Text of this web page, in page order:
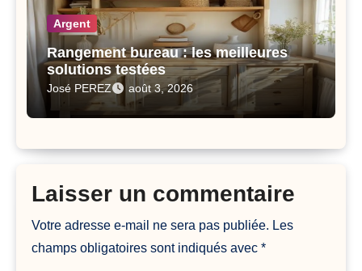
Argent
Rangement bureau : les meilleures
solutions testées
José PEREZ août 3, 2026
Laisser un commentaire
Votre adresse e-mail ne sera pas publiée. Les
champs obligatoires sont indiqués avec*